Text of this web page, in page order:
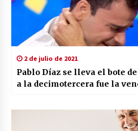
2 de julio de 2021
Pablo Díaz se lleva el bote de
a la decimotercera fue la